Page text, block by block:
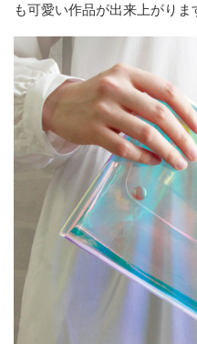
も可愛い作品が出来上がり